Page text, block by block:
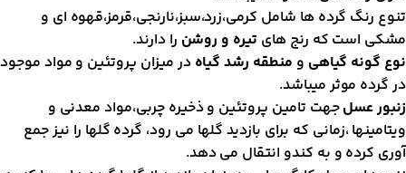
رنگ گرده ها شامل کرمی،زرد،سبز،نارنجی،قرمز،قهوه ای و
است که رنج های تیره و روشنرا دارند.
گونه گیاهیو منطقه رشد گیاهدر میزان پروتئین و مواد موجود
گرده موثر میباشد.
عسلجهت تامین پروتئین و ذخیره چربی،مواد معدنی و
،زمانی که برای بازدید گلها می رود، گرده گلها را نیز جمع
کرده و به کندو انتقال می دهد.